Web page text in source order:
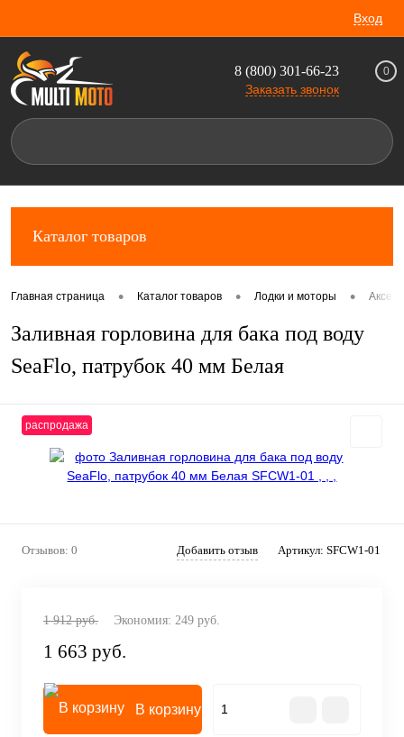
Вход
8 (800) 301-66-23
Заказать звонок
0
Каталог товаров
Главная страница • Каталог товаров • Лодки и моторы •
Заливная горловина для бака под воду
SeaFlo, патрубок 40 мм Белая
распродажа
Отзывов: 0 Добавить отзыв Артикул: SFCW1-01
1 912 руб. Экономия: 249 руб.
1 663 руб.
В корзину